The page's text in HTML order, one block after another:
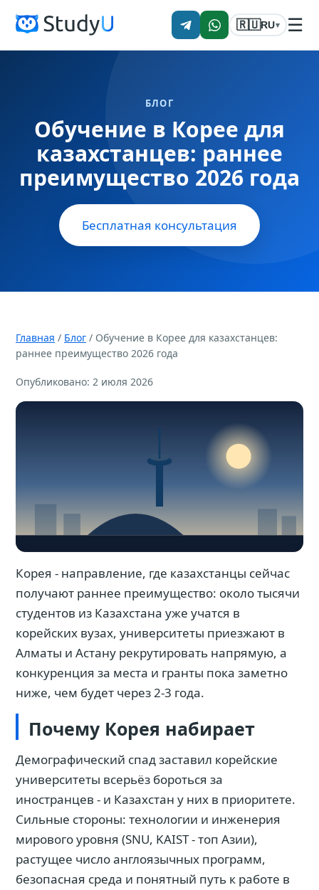
🇷🇺RU▾ ☰
БЛОГ
Обучение в Корее для
казахстанцев: раннее
преимущество 2026 года
Бесплатная консультация
Главная / Блог / Обучение в Корее для казахстанцев:
раннее преимущество 2026 года
Опубликовано: 2 июля 2026
Корея - направление, где казахстанцы сейчас
получают раннее преимущество: около тысячи
студентов из Казахстана уже учатся в
корейских вузах, университеты приезжают в
Алматы и Астану рекрутировать напрямую, а
конкуренция за места и гранты пока заметно
ниже, чем будет через 2-3 года.
Почему Корея набирает
Демографический спад заставил корейские
университеты всерьёз бороться за
иностранцев - и Казахстан у них в приоритете.
Сильные стороны: технологии и инженерия
мирового уровня (SNU, KAIST - топ Азии),
растущее число англоязычных программ,
безопасная среда и понятный путь к работе в